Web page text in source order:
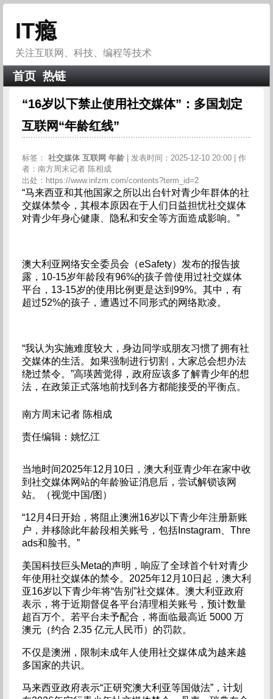
IT瘾
关注互联网、科技、编程等技术
首页 热链
“16岁以下禁止使用社交媒体”：多国划定
互联网“年龄红线”
标签： 社交媒体 互联网 年龄
| 发表时间：2025-12-10 20:00 | 作
者：南方周末记者 陈相成
出处：https://www.infzm.com/contents?term_id=2
“马来西亚和其他国家之所以出台针对青少年群体的社
交媒体禁令，其根本原因在于人们日益担忧社交媒体
对青少年身心健康、隐私和安全等方面造成影响。”
澳大利亚网络安全委员会（eSafety）发布的报告披
露，10-15岁年龄段有96%的孩子曾使用过社交媒体
平台，13-15岁的使用比例更是达到99%。其中，有
超过52%的孩子，遭遇过不同形式的网络欺凌。
“我认为实施难度较大，身边同学或朋友习惯了拥有社
交媒体的生活。如果强制进行切割，大家总会想办法
绕过禁令。”高瑛茜觉得，政府应该多了解青少年的想
法，在政策正式落地前找到各方都能接受的平衡点。
南方周末记者 陈相成
责任编辑：姚忆江
当地时间2025年12月10日，澳大利亚青少年在家中收
到社交媒体网站的年龄验证消息后，尝试解锁该网
站。（视觉中国/图）
“12月4日开始，将阻止澳洲16岁以下青少年注册新账
户，并移除此年龄段相关账号，包括Instagram、Thre
ads和脸书。”
美国科技巨头Meta的声明，响应了全球首个针对青少
年使用社交媒体的禁令。2025年12月10日起，澳大利
亚16岁以下青少年将“告别”社交媒体。澳大利亚政府
表示，将于近期督促各平台清理相关账号，预计数量
超百万个。若平台未予配合，将面临最高近 5000 万
澳元（约合 2.35 亿元人民币）的罚款。
不仅是澳洲，限制未成年人使用社交媒体成为越来越
多国家的共识。
马来西亚政府表示“正研究澳大利亚等国做法”，计划